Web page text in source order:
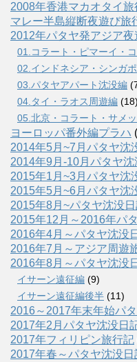
2008年香港マカオタイ旅
マレー半島縦断夜遊び旅
2012年パタヤ発アジア
01.コラート・ピマーイ・
02.インドネシア・シンガ
03.パタヤアパート沈没編
04.タイ・ラオス周遊編 (18)
05.北京・コラート・サメ
ヨーロッパ番外編プラハ
2014年5月~7月パタヤ沈
2014年9月-10月パタヤ沈
2015年1月~3月パタヤ沈
2015年5月~6月パタヤ沈
2015年8月~パタヤ沈没
2015年12月～2016年パ
2016年4月～パタヤ沈没
2016年7月～アジア周遊
2016年8月～パタヤ沈没
イサーン遠征編 (9)
イサーン遠征編後半 (11)
2016～2017年末年始パ
2017年2月パタヤ沈没日
2017年フィリピン旅行記
2017年春～パタヤ沈没日